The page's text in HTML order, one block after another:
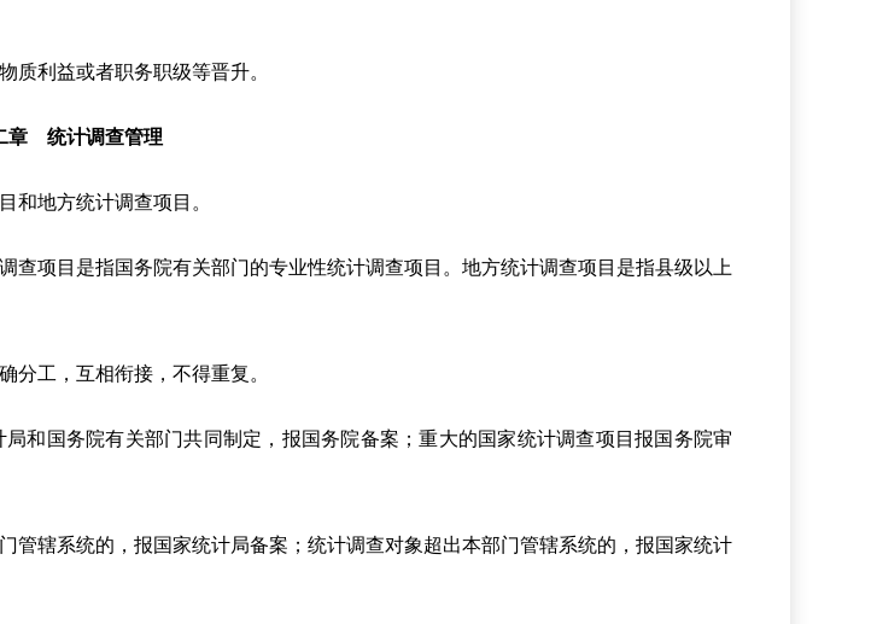
利益或者职务职级等晋升。
章 统计调查管理
和地方统计调查项目。
查项目是指国务院有关部门的专业性统计调查项目。地方统计调查项目是指县级以上
分工，互相衔接，不得重复。
和国务院有关部门共同制定，报国务院备案；重大的国家统计调查项目报国务院审
管辖系统的，报国家统计局备案；统计调查对象超出本部门管辖系统的，报国家统计